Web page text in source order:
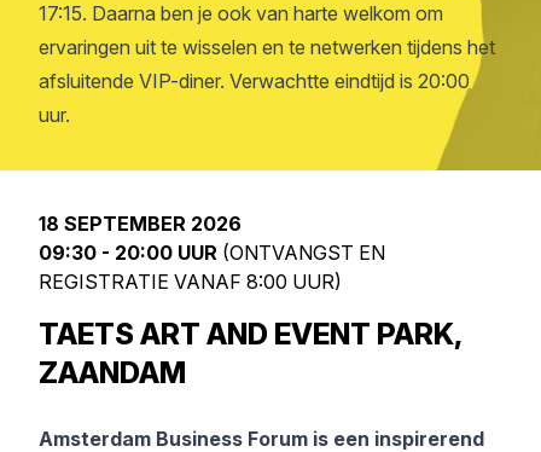
17:15. Daarna ben je ook van harte welkom om
ervaringen uit te wisselen en te netwerken tijdens het
afsluitende VIP-diner. Verwachtte eindtijd is 20:00
uur.
18 SEPTEMBER 2026
09:30 - 20:00 UUR (ONTVANGST EN
REGISTRATIE VANAF 8:00 UUR)
TAETS ART AND EVENT PARK,
ZAANDAM
Amsterdam Business Forum is een inspirerend